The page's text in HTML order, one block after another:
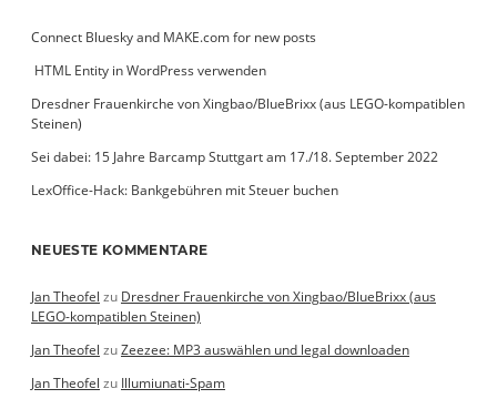
Connect Bluesky and MAKE.com for new posts
­ HTML Entity in WordPress verwenden
Dresdner Frauenkirche von Xingbao/BlueBrixx (aus LEGO-kompatiblen
Steinen)
Sei dabei: 15 Jahre Barcamp Stuttgart am 17./18. September 2022
LexOffice-Hack: Bankgebühren mit Steuer buchen
NEUESTE KOMMENTARE
Jan Theofel zu Dresdner Frauenkirche von Xingbao/BlueBrixx (aus
LEGO-kompatiblen Steinen)
Jan Theofel zuZeezee: MP3 auswählen und legal downloaden
Jan Theofel zu Illumiunati-Spam